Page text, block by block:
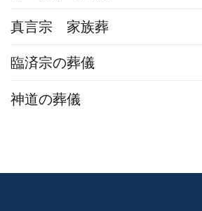
真言宗 家族葬
臨済宗の葬儀
神道の葬儀